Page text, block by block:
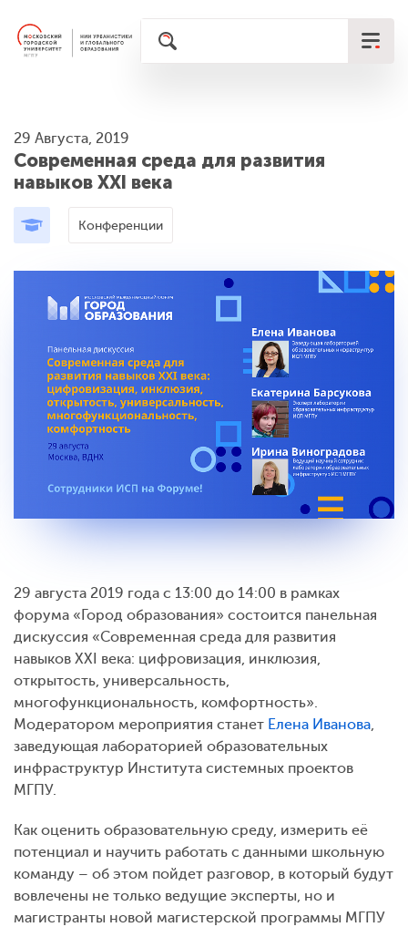
29 Августа, 2019
Современная среда для развития
навыков XXI века
Конференции
29 августа 2019 года с 13:00 до 14:00 в рамках
форума «Город образования» состоится панельная
дискуссия «Современная среда для развития
навыков XXI века: цифровизация, инклюзия,
открытость, универсальность,
многофункциональность, комфортность».
Модератором мероприятия станет Елена Иванова,
заведующая лабораторией образовательных
инфраструктур Института системных проектов
МГПУ.
Как оценить образовательную среду, измерить её
потенциал и научить работать с данными школьную
команду – об этом пойдет разговор, в который будут
вовлечены не только ведущие эксперты, но и
магистранты новой магистерской программы МГПУ